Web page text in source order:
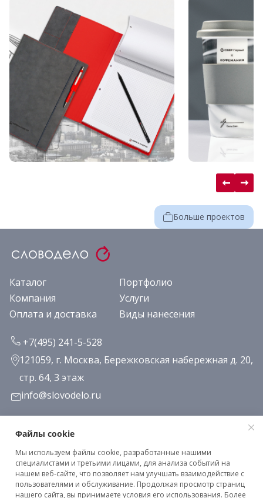
Больше проектов
Каталог
Портфолио
Компания
Услуги
Оплата и доставка
Виды нанесения
+7(495) 241-5-528
121059, г. Москва, Бережковская набережная д. 20,
стр. 64, 3 этаж
info@slovodelo.ru
Заказать звонок
Подписаться на рассылку
Файлы cookie
Мы используем файлы cookie, разработанные нашими
специалистами и третьими лицами, для анализа событий на
нашем веб-сайте, что позволяет нам улучшать взаимодействие с
пользователями и обслуживание. Продолжая просмотр страниц
нашего сайта, вы принимаете условия его использования. Более